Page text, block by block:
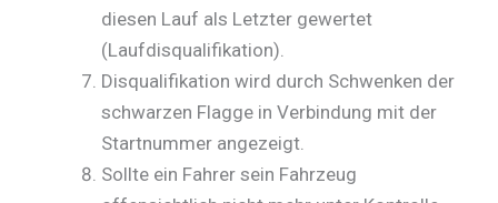
diesen Lauf als Letzter gewertet
(Laufdisqualifikation).
Disqualifikation wird durch Schwenken der
schwarzen Flagge in Verbindung mit der
Startnummer angezeigt.
Sollte ein Fahrer sein Fahrzeug